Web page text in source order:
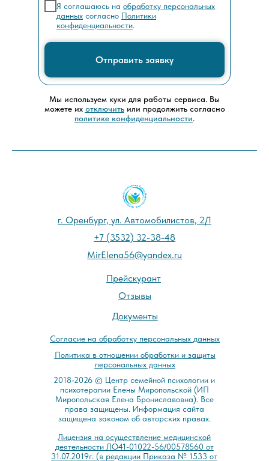
Мы используем куки для работы сервиса. Вы
можете их отключитьили продолжить согласно
политике конфиденциальности.
Я соглашаюсь на обработку персональных
данных согласно Политики
конфиденциальности.
Отправить заявку
2018-2026 © Центр семейной психологии и
психотерапии Елены Миропольской (ИП
Миропольская Елена Брониславовна). Все
права защищены. Информация сайта
защищена законом об авторских правах.
Документы
Прейскурант
Отзывы
Лицензия на осуществление медицинской
деятельности ЛО41-01022-56/00578560 от
31.07.2019г. (в редакции Приказа № 1533 от
г. Оренбург, ул. Автомобилистов, 2/1
+7 (3532) 32-38-48
MirElena56@yandex.ru
Cогласие на обработку персональных данных
Политика в отношении обработки и защиты
персональных данных